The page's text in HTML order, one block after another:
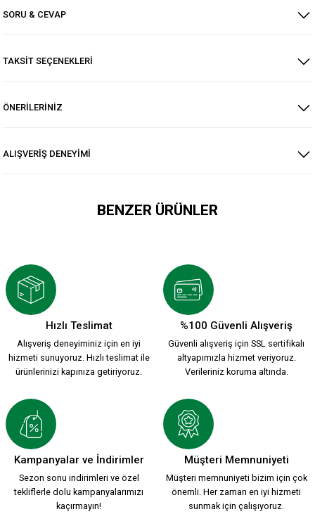
SORU & CEVAP
TAKSİT SEÇENEKLERİ
ÖNERİLERİNİZ
ALIŞVERİŞ DENEYİMİ
BENZER ÜRÜNLER
199,90 TL
199,90 TL
Hızlı Teslimat
Alışveriş deneyiminiz için en iyi
hizmeti sunuyoruz. Hızlı teslimat ile
ürünlerinizi kapınıza getiriyoruz.
%100 Güvenli Alışveriş
Güvenli alışveriş için SSL sertifikalı
altyapımızla hizmet veriyoruz.
Verileriniz koruma altında.
Kampanyalar ve İndirimler
Sezon sonu indirimleri ve özel
tekliflerle dolu kampanyalarımızı
kaçırmayın!
Müşteri Memnuniyeti
Müşteri memnuniyeti bizim için çok
önemli. Her zaman en iyi hizmeti
sunmak için çalışıyoruz.